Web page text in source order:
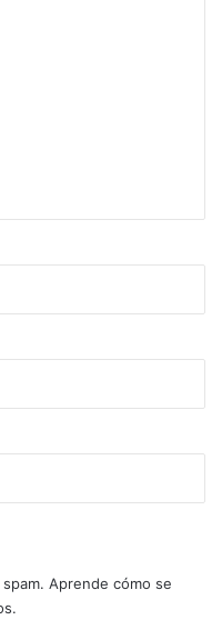
Aprende cómo se